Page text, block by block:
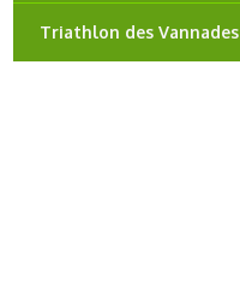
Triathlon des Vannades